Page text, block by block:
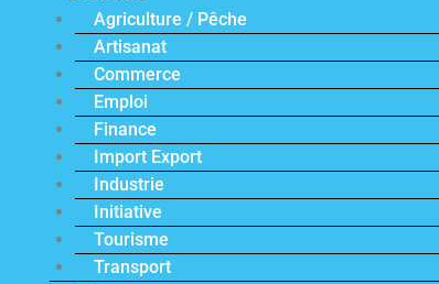
Agriculture / Pêche
Artisanat
Commerce
Emploi
Finance
Import Export
Industrie
Initiative
Tourisme
Transport